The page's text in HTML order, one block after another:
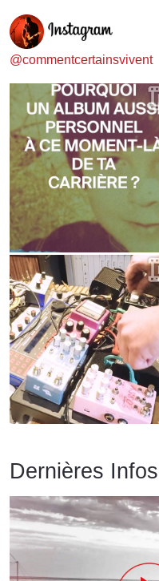
@commentcertainsvivent
Dernières Infos